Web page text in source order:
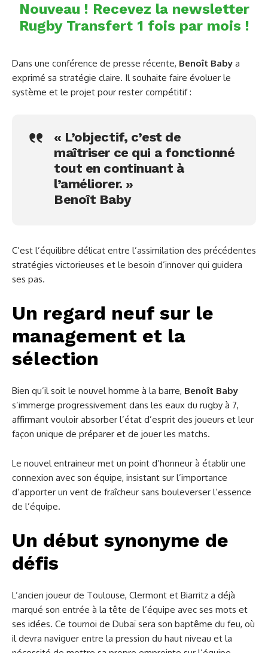
Nouveau ! Recevez la newsletter
Rugby Transfert 1 fois par mois !
Dans une conférence de presse récente, Benoît Baby a
exprimé sa stratégie claire. Il souhaite faire évoluer le
système et le projet pour rester compétitif :
« L’objectif, c’est de
maîtriser ce qui a fonctionné
tout en continuant à
l’améliorer. »
Benoît Baby
C’est l’équilibre délicat entre l’assimilation des précédentes
stratégies victorieuses et le besoin d’innover qui guidera
ses pas.
Un regard neuf sur le
management et la
sélection
Bien qu’il soit le nouvel homme à la barre, Benoît Baby
s’immerge progressivement dans les eaux du rugby à 7,
affirmant vouloir absorber l’état d’esprit des joueurs et leur
façon unique de préparer et de jouer les matchs.
Le nouvel entraineur met un point d’honneur à établir une
connexion avec son équipe, insistant sur l’importance
d’apporter un vent de fraîcheur sans bouleverser l’essence
de l’équipe.
Un début synonyme de
défis
L’ancien joueur de Toulouse, Clermont et Biarritz a déjà
marqué son entrée à la tête de l’équipe avec ses mots et
ses idées. Ce tournoi de Dubaï sera son baptême du feu, où
il devra naviguer entre la pression du haut niveau et la